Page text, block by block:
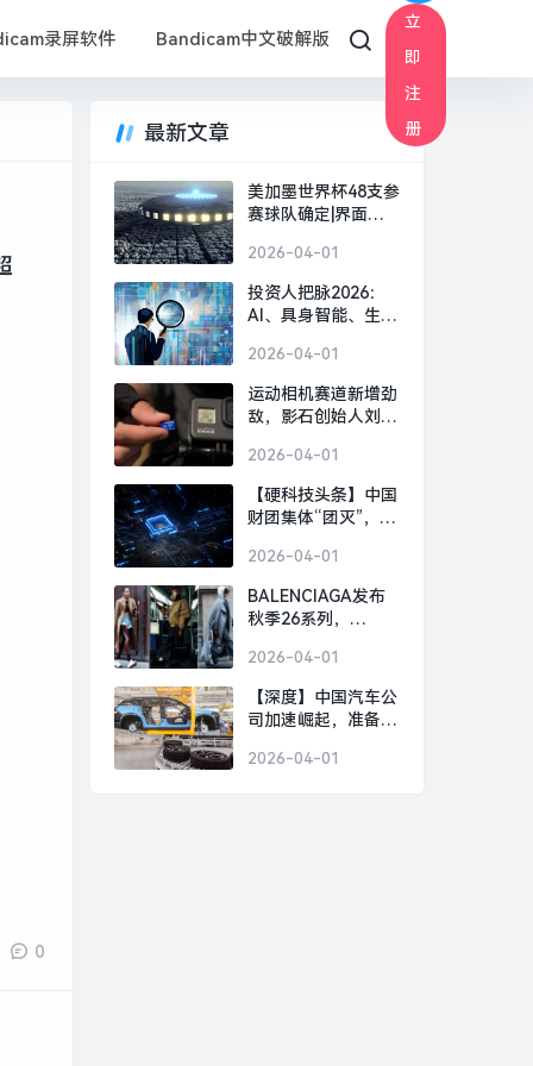
录屏软件 Bandicam中文破解版
立
即
注
册
0
最新文章
美加墨世界杯48支参
赛球队确定|界面新
2026-04-01
投资人把脉2026：
AI、具身智能、生物
金超级独角兽 | 界面
预言家⑥|界面新闻 ·
科技
2026-04-01
运动相机赛道新增劲
敌，影石创始人刘靖
划”恶意挖人|界面新
闻 · 科技
2026-04-01
【硬科技头条】中国
财团集体“团灭”，英
购何以崩盘？|界面
新闻
2026-04-01
BALENCIAGA发布
秋季26系列，
京旗舰店启幕｜是日
美好事物|界面新闻 ·
时尚
2026-04-01
【深度】中国汽车公
司加速崛起，准备好
“丰田”了吗？|界面新
2026-04-01